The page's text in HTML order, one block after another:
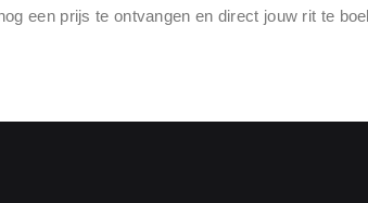
een prijs te ontvangen en direct jouw rit te